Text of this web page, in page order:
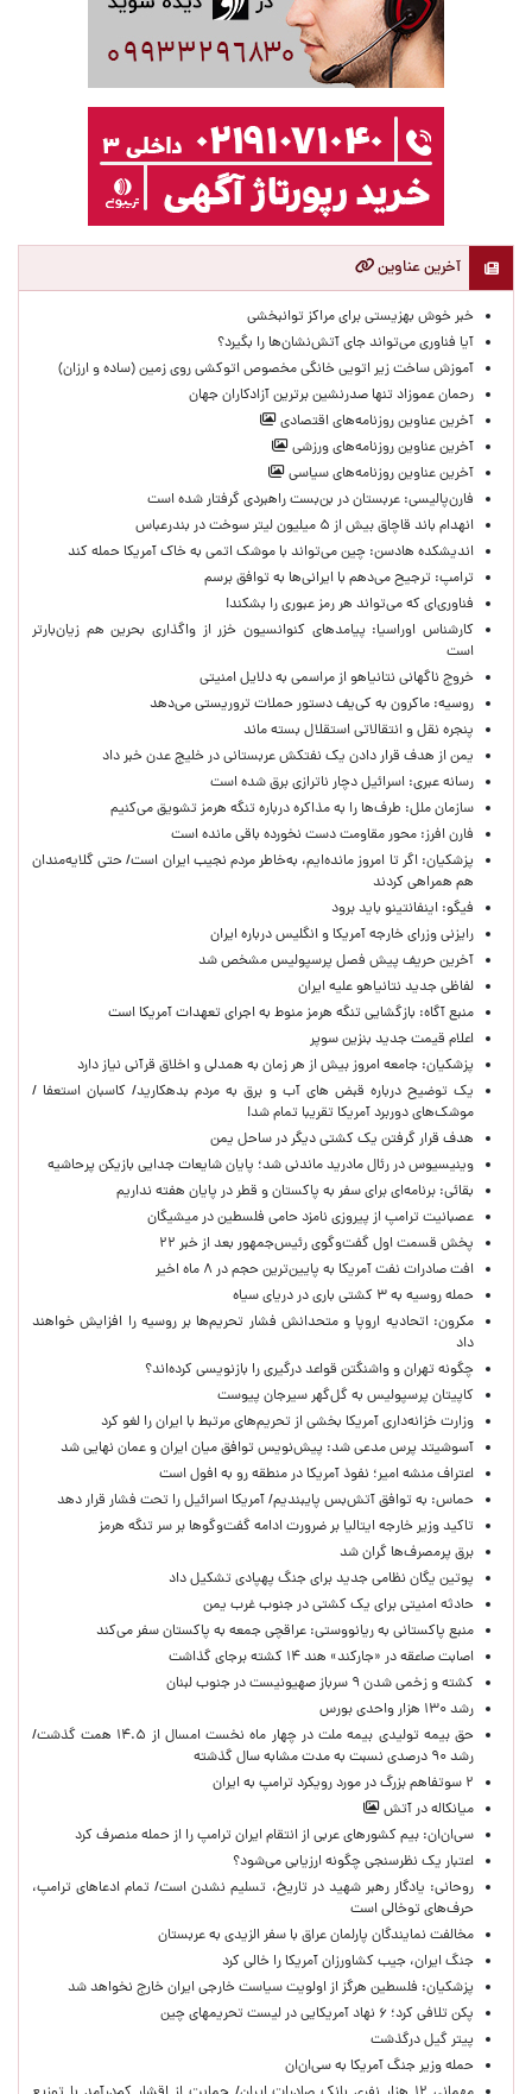
آخرین عناوین
خبر خوش بهزیستی برای مراکز توانبخشی
آیا فناوری می‌تواند جای آتش‌نشان‌ها را بگیرد؟
آموزش ساخت زیر اتویی خانگی مخصوص اتوکشی روی زمین (ساده و ارزان)
رحمان عموزاد تنها صدرنشین برترین آزادکاران جهان
آخرین عناوین روزنامه‌های اقتصادی
آخرین عناوین روزنامه‌های ورزشی
آخرین عناوین روزنامه‌های سیاسی
فارن‌پالیسی: عربستان در بن‌بست راهبردی گرفتار شده است
انهدام باند قاچاق بیش از ۵ میلیون لیتر سوخت در بندرعباس
اندیشکده هادسن: چین می‌تواند با موشک اتمی به خاک آمریکا حمله کند
ترامپ: ترجیح می‌دهم با ایرانی‌‌ها به توافق برسم
فناوری‌ای که می‌تواند هر رمز عبوری را بشکند!
کارشناس اوراسیا: پیامدهای کنوانسیون خزر از واگذاری بحرین هم زیان‌بارتر
است
خروج ناگهانی نتانیاهو از مراسمی به دلایل امنیتی
روسیه: ماکرون به کی‌یف دستور حملات تروریستی می‌دهد
پنجره‌ نقل و انتقالاتی استقلال بسته ماند
یمن از هدف قرار دادن یک نفتکش عربستانی در خلیج عدن خبر داد
رسانه عبری: اسرائیل دچار ناترازی برق شده است
سازمان ملل: طرف‌ها را به مذاکره درباره تنگه هرمز تشویق می‌کنیم
فارن افرز: محور مقاومت دست نخورده باقی مانده است
پزشکیان: اگر تا امروز مانده‌ایم، به‌خاطر مردم نجیب ایران است/ حتی گلایه‌مندان
هم همراهی کردند
فیگو: اینفانتینو باید برود
رایزنی وزرای خارجه آمریکا و انگلیس درباره ایران
آخرین حریف پیش فصل پرسپولیس مشخص شد
لفاظی جدید نتانیاهو علیه ایران
منبع آگاه: بازگشایی تنگه هرمز منوط به اجرای تعهدات آمریکا است
اعلام قیمت جدید بنزین سوپر
پزشکیان: جامعه امروز بیش از هر زمان به همدلی و اخلاق قرآنی نیاز دارد
یک توضیح درباره قبض های آب و برق به مردم بدهکارید/ کاسبان استعفا /
موشک‌های دوربرد آمریکا تقریبا تمام شد!
هدف قرار گرفتن یک کشتی دیگر در ساحل یمن
وینیسیوس در رئال مادرید ماندنی شد؛ پایان شایعات جدایی بازیکن پرحاشیه
بقائی: برنامه‌ای برای سفر به پاکستان و قطر در پایان هفته نداریم
عصبانیت ترامپ از پیروزی نامزد حامی فلسطین در میشیگان
پخش قسمت اول گفت‌وگوی رئیس‌جمهور بعد از خبر ۲۲
افت صادرات نفت آمریکا به پایین‌ترین حجم در ۸ ماه اخیر
حمله روسیه به ۳ کشتی باری در دریای سیاه
مکرون: اتحادیه اروپا و متحدانش فشار تحریم‌ها بر روسیه را افزایش خواهند
داد
چگونه تهران و واشنگتن قواعد درگیری را بازنویسی کرده‌اند؟
کاپیتان پرسپولیس به گل‌گهر سیرجان پیوست
وزارت خزانه‌داری آمریکا بخشی از تحریم‌های مرتبط با ایران را لغو کرد
آسوشیتد پرس مدعی شد: پیش‌نویس توافق میان ایران و عمان نهایی شد
اعتراف منشه امیر؛ نفوذ آمریکا در منطقه رو به افول است
حماس: به توافق آتش‌بس پایبندیم/ آمریکا اسرائیل را تحت فشار قرار دهد
تاکید وزیر خارجه ایتالیا بر ضرورت ادامه گفت‌وگوها بر سر تنگه هرمز
برق پرمصرف‌ها گران شد
پوتین یگان نظامی جدید برای جنگ پهپادی تشکیل داد
حادثه امنیتی برای یک کشتی در جنوب غرب یمن
منبع پاکستانی به ریانووستی: عراقچی جمعه به پاکستان سفر می‌کند
اصابت صاعقه در «جارکند» هند ۱۴ کشته برجای گذاشت
کشته و زخمی شدن ۹ سرباز صهیونیست در جنوب لبنان
رشد ۱۳۰ هزار واحدی بورس
حق بیمه تولیدی بیمه ملت در چهار ماه نخست امسال از ۱۴.۵ همت گذشت/
رشد ۹۰ درصدی نسبت به مدت مشابه سال گذشته
۲ سوتفاهم بزرگ در مورد رویکرد ترامپ به ایران
میانکاله در آتش
سی‌ان‌ان: بیم کشورهای عربی از انتقام ایران ترامپ را از حمله منصرف کرد
اعتبار یک نظرسنجی چگونه ارزیابی می‌شود؟
روحانی: یادگار رهبر شهید در تاریخ، تسلیم نشدن است/ تمام ادعاهای ترامپ،
حرف‌های توخالی است
مخالفت نمایندگان پارلمان عراق با سفر الزیدی به عربستان
جنگ ایران، جیب کشاورزان آمریکا را خالی کرد
پزشکیان: فلسطین هرگز از اولویت سیاست خارجی ایران خارج نخواهد شد
پکن تلافی کرد؛ ۶ نهاد آمریکایی در لیست تحریمهای چین
پیتر گیل درگذشت
حمله وزیر جنگ آمریکا به سی‌ان‌ان